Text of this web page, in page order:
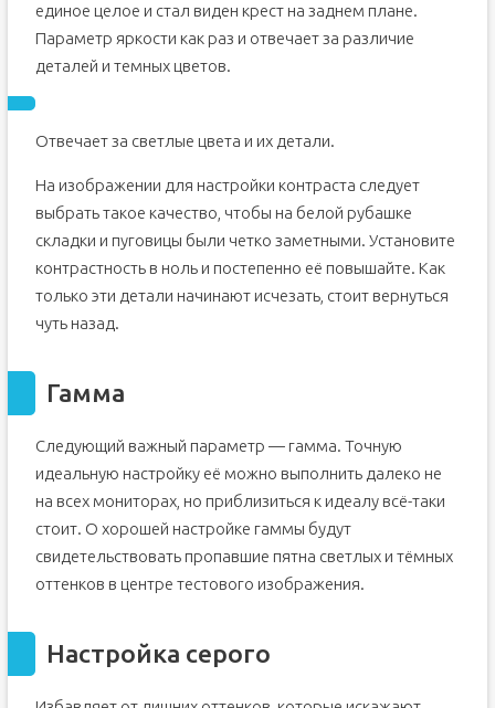
единое целое и стал виден крест на заднем плане.
Параметр яркости как раз и отвечает за различие
деталей и темных цветов.
Отвечает за светлые цвета и их детали.
На изображении для настройки контраста следует
выбрать такое качество, чтобы на белой рубашке
складки и пуговицы были четко заметными. Установите
контрастность в ноль и постепенно её повышайте. Как
только эти детали начинают исчезать, стоит вернуться
чуть назад.
Гамма
Следующий важный параметр — гамма. Точную
идеальную настройку её можно выполнить далеко не
на всех мониторах, но приблизиться к идеалу всё-таки
стоит. О хорошей настройке гаммы будут
свидетельствовать пропавшие пятна светлых и тёмных
оттенков в центре тестового изображения.
Настройка серого